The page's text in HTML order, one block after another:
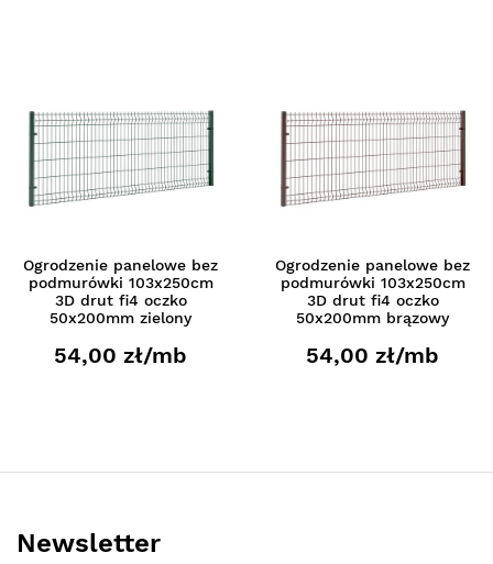
Ogrodzenie panelowe bez
podmurówki 103x250cm
3D drut fi4 oczko
50x200mm zielony
54,00 zł/mb
Ogrodzenie panelowe bez
podmurówki 103x250cm
3D drut fi4 oczko
50x200mm brązowy
54,00 zł/mb
Newsletter